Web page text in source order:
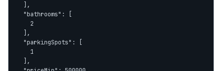
  ],
  "bathrooms": [
    2
  ],
  "parkingSpots": [
    1
  ],